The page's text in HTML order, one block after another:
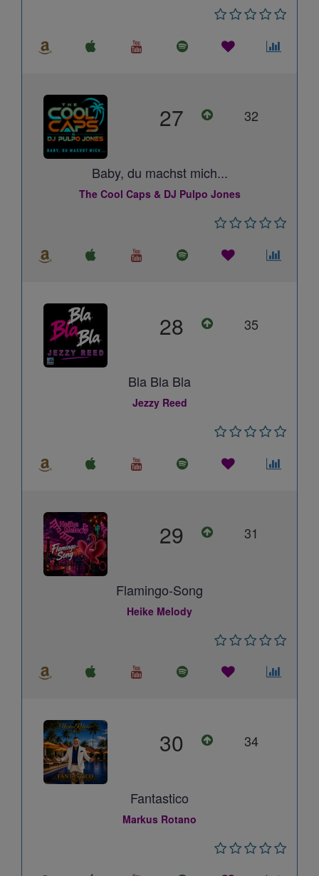
27 32
Baby, du machst mich...
The Cool Caps & DJ Pulpo Jones
28 35
Bla Bla Bla
Jezzy Reed
29 31
Flamingo-Song
Heike Melody
30 34
Fantastico
Markus Rotano